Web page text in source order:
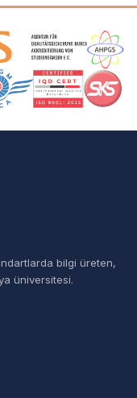
bilgi üreten,
üniversitesi.